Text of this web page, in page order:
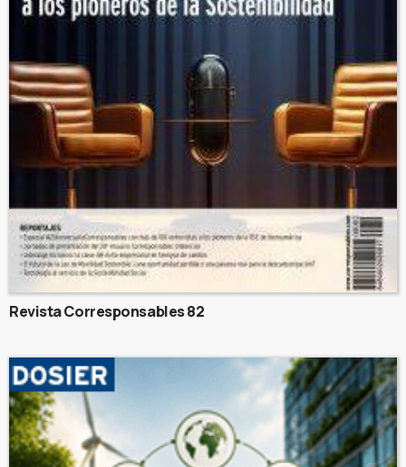
Revista Corresponsables 82